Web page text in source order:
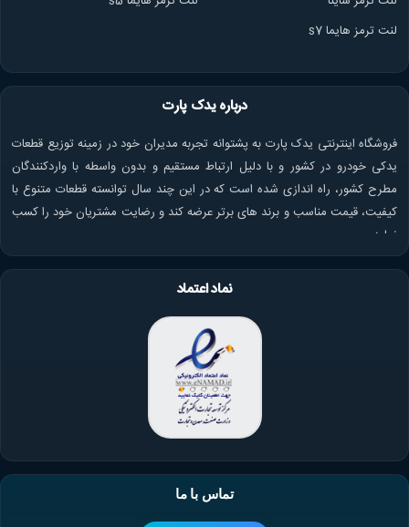
لنت ترمز هایما s7
درباره یدک پارت
فروشگاه اینترنتی یدک پارت به پشتوانه تجربه مدیران خود در زمینه توزیع قطعات
یدکی خودرو در کشور و با دلیل ارتباط مستقیم و بدون واسطه با واردکنندگان
مطرح کشور، راه اندازی شده است که در این چند سال توانسته قطعات متنوع با
کیفیت، قیمت مناسب و برند های برتر عرضه کند و رضایت مشتریان خود را کسب
نماید.
نماد اعتماد
تماس با ما